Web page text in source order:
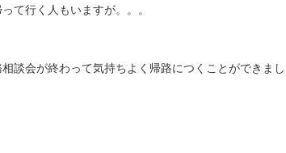
て行く人もいますが。。。
談会が終わって気持ちよく帰路につくことができまし